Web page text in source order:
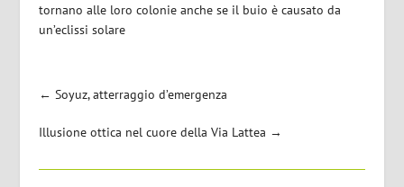
tornano alle loro colonie anche se il buio è causato da
un’eclissi solare
← Soyuz, atterraggio d’emergenza
Illusione ottica nel cuore della Via Lattea →